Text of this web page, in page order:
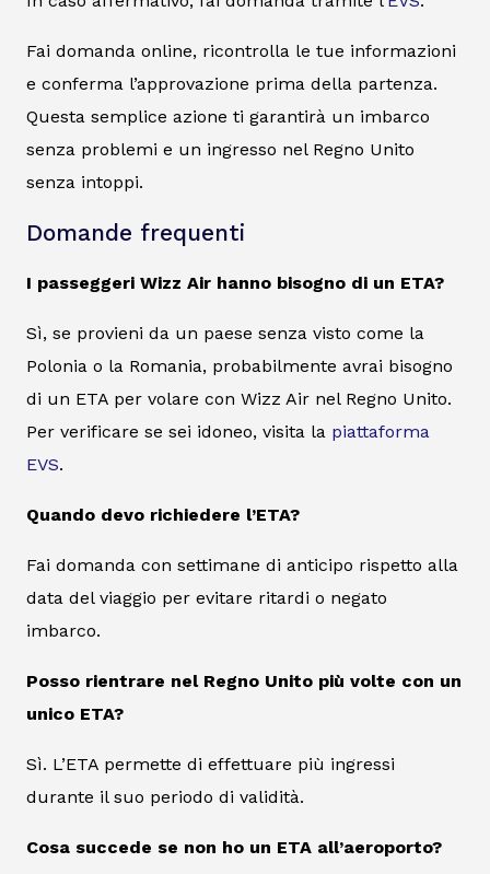
Fai domanda online, ricontrolla le tue informazioni
e conferma l’approvazione prima della partenza.
Questa semplice azione ti garantirà un imbarco
senza problemi e un ingresso nel Regno Unito
senza intoppi.
Domande frequenti
I passeggeri Wizz Air hanno bisogno di un ETA?
Sì, se provieni da un paese senza visto come la
Polonia o la Romania, probabilmente avrai bisogno
di un ETA per volare con Wizz Air nel Regno Unito.
Per verificare se sei idoneo, visita la piattaforma
EVS.
Quando devo richiedere l’ETA?
Fai domanda con settimane di anticipo rispetto alla
data del viaggio per evitare ritardi o negato
imbarco.
Posso rientrare nel Regno Unito più volte con un
unico ETA?
Sì. L’ETA permette di effettuare più ingressi
durante il suo periodo di validità.
Cosa succede se non ho un ETA all’aeroporto?